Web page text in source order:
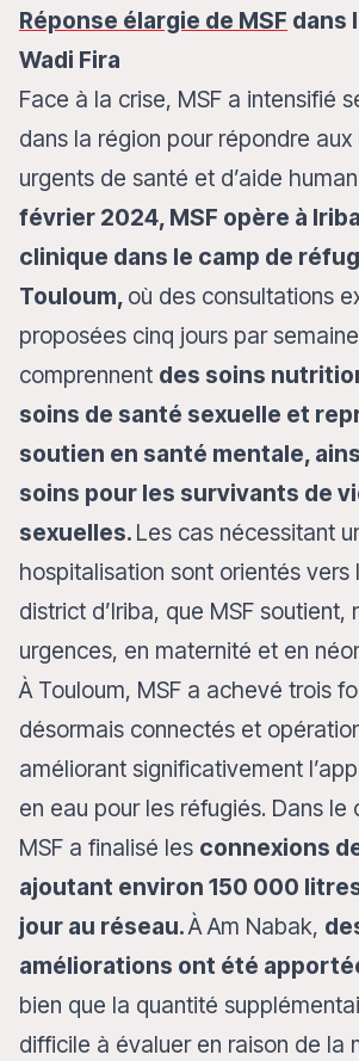
Réponse élargie de MSF dans
Wadi Fira
Face à la crise, MSF a intensifié
dans la région pour répondre aux
urgents de santé et d’aide
février 2024, MSF opère à
clinique dans le camp de
Touloum, où des consultations
proposées cinq jours par
comprennent des soins
soins de santé sexuelle et
soutien en santé mentale,
soins pour les survivants de
sexuelles. Les cas nécessitant
hospitalisation sont orientés vers
district d’Iriba, que MSF soutient,
urgences, en maternité et en
À Touloum, MSF a achevé trois
désormais connectés et
améliorant significativement
en eau pour les réfugiés. Dans le
MSF a finalisé les connexions
ajoutant environ 150 000
jour au réseau.À Am Nabak,
améliorations ont été
bien que la quantité
difficile à évaluer en raison de la